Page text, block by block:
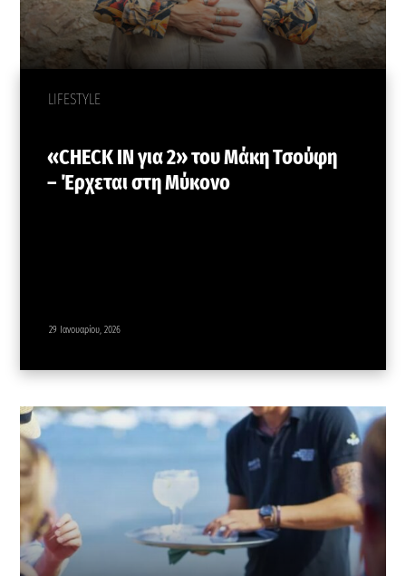
LIFESTYLE
«CHECK IN για 2» του Μάκη Τσούφη
– Έρχεται στη Μύκονο
29 Ιανουαρίου, 2026